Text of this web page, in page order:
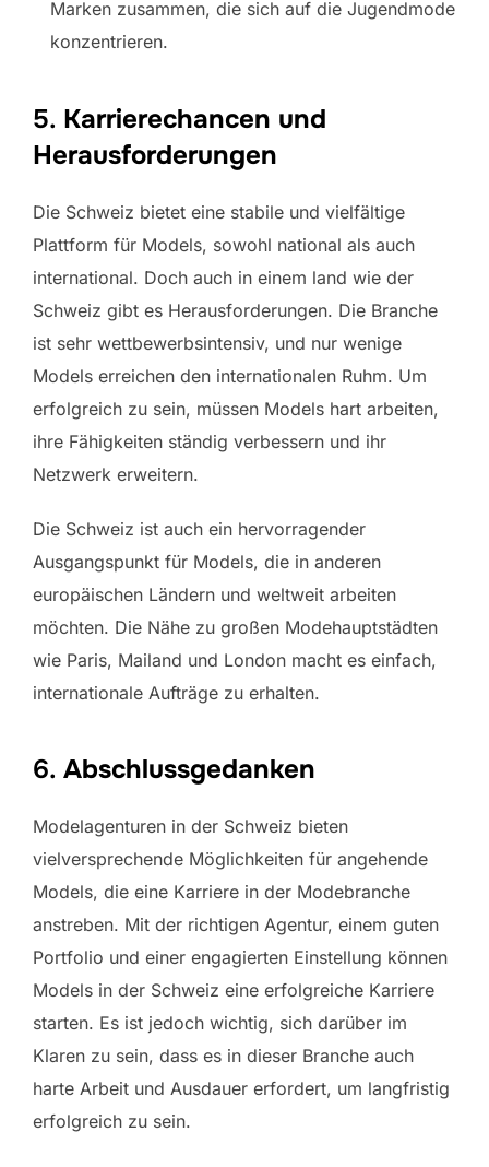
Marken zusammen, die sich auf die Jugendmode
konzentrieren.
5. Karrierechancen und
Herausforderungen
Die Schweiz bietet eine stabile und vielfältige
Plattform für Models, sowohl national als auch
international. Doch auch in einem land wie der
Schweiz gibt es Herausforderungen. Die Branche
ist sehr wettbewerbsintensiv, und nur wenige
Models erreichen den internationalen Ruhm. Um
erfolgreich zu sein, müssen Models hart arbeiten,
ihre Fähigkeiten ständig verbessern und ihr
Netzwerk erweitern.
Die Schweiz ist auch ein hervorragender
Ausgangspunkt für Models, die in anderen
europäischen Ländern und weltweit arbeiten
möchten. Die Nähe zu großen Modehauptstädten
wie Paris, Mailand und London macht es einfach,
internationale Aufträge zu erhalten.
6. Abschlussgedanken
Modelagenturen in der Schweiz bieten
vielversprechende Möglichkeiten für angehende
Models, die eine Karriere in der Modebranche
anstreben. Mit der richtigen Agentur, einem guten
Portfolio und einer engagierten Einstellung können
Models in der Schweiz eine erfolgreiche Karriere
starten. Es ist jedoch wichtig, sich darüber im
Klaren zu sein, dass es in dieser Branche auch
harte Arbeit und Ausdauer erfordert, um langfristig
erfolgreich zu sein.